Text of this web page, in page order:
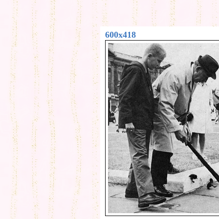
600x418